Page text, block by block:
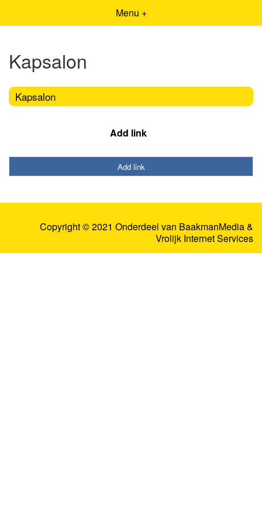
Menu +
Kapsalon
Kapsalon
Add link
Add link
Copyright © 2021 Onderdeel van BaakmanMedia&
Vrolijk Internet Services